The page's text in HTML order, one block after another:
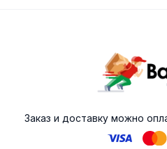
Заказ и доставку можно